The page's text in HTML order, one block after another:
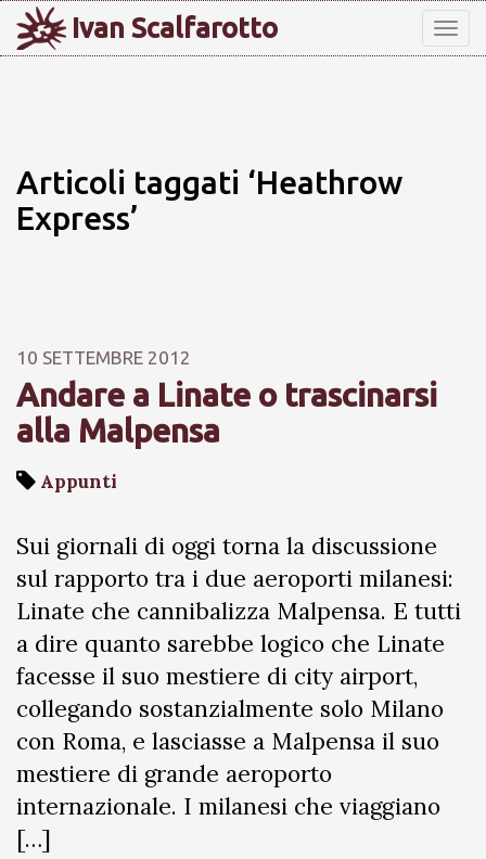
Ivan Scalfarotto
Articoli taggati ‘Heathrow
Express’
10 SETTEMBRE 2012
Andare a Linate o trascinarsi
alla Malpensa
Appunti
Sui giornali di oggi torna la discussione
sul rapporto tra i due aeroporti milanesi:
Linate che cannibalizza Malpensa. E tutti
a dire quanto sarebbe logico che Linate
facesse il suo mestiere di city airport,
collegando sostanzialmente solo Milano
con Roma, e lasciasse a Malpensa il suo
mestiere di grande aeroporto
internazionale. I milanesi che viaggiano
[…]